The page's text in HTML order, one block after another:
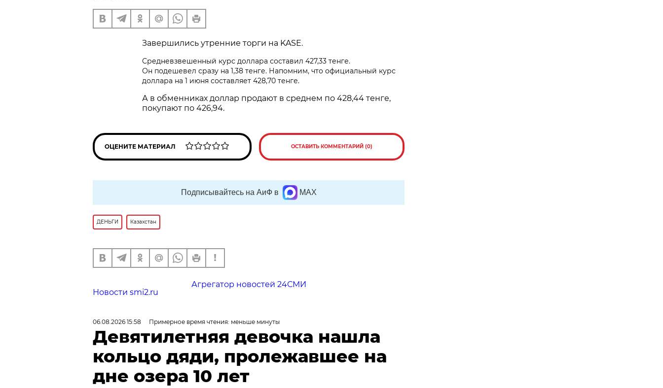
Завершились утренние торги на KASE.
Средневзвешенный курс доллара составил 427,33 тенге.
Он подешевел сразу на 1,38 тенге. Напомним, что официальный курс
доллара на 1 июня составляет 428,70 тенге.
А в обменниках доллар продают в среднем по 428,44 тенге,
покупают по 426,94.
ОЦЕНИТЕ МАТЕРИАЛ ОСТАВИТЬ КОММЕНТАРИЙ (0)
Подписывайтесь на АиФ в MAX
ДЕНЬГИ Казахстан
Агрегатор новостей 24СМИ
Новости smi2.ru
06.08.2026 15:58 Примерное время чтения: меньше минуты
Девятилетняя девочка нашла
кольцо дяди, пролежавшее на
дне озера 10 лет